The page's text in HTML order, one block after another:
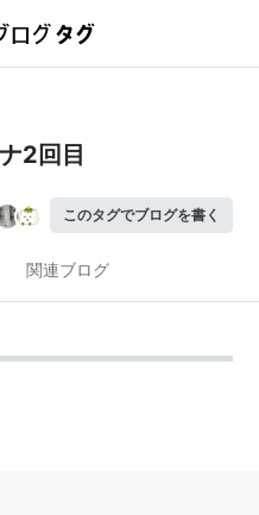
2回目
このタグでブログを書く
関連ブログ